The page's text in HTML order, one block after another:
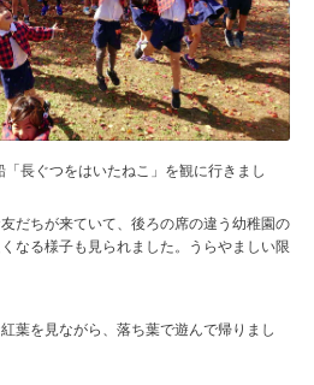
長ぐつをはいたねこ」を観に行きまし
だちが来ていて、後ろの席の違う幼稚園の
なる様子も見られました。うらやましい限
葉を見ながら、落ち葉で遊んで帰りまし